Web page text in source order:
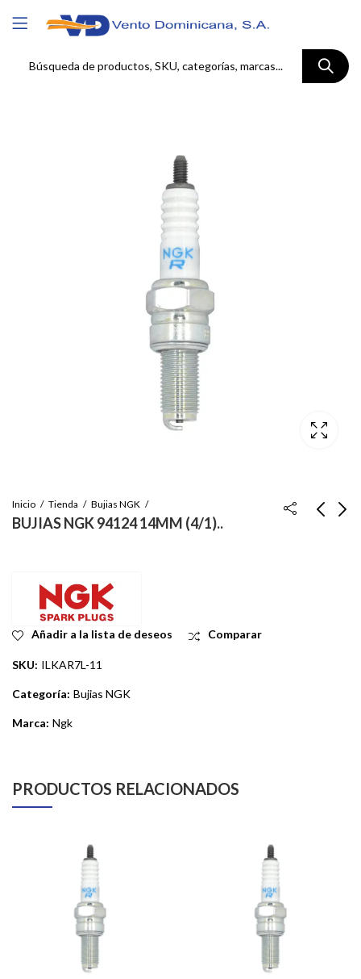
Inicio Tienda Bujias NGK
BUJIAS NGK 94124 14MM (4/1)..
Añadir a la lista de deseos Comparar
SKU: ILKAR7L-11
Categoría: Bujias NGK
Marca: Ngk
PRODUCTOS RELACIONADOS